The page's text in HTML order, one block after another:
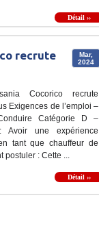
Détail ››
Mar,
2024
recrute
Cocorico recrute
Exigences de l’emploi –
Catégorie D –
Avoir une expérience
tant que chauffeur de
postuler : Cette ...
Détail ››